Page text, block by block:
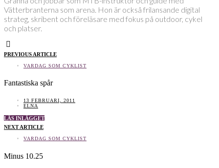
Vätterbranterna som arena. Hon är också frilansande digital
strateg, skribent och föreläsare med fokus på outdoor, cykel
och platser.
PREVIOUS ARTICLE
VARDAG SOM CYKLIST
Fantastiska spår
13 FEBRUARI, 2011
ELNA
LÄS INLÄGGET
NEXT ARTICLE
VARDAG SOM CYKLIST
Minus 10.25